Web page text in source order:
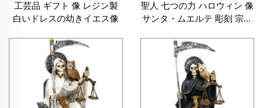
工芸品 ギフト 像 レジン製
白いドレスの幼きイエス像
聖人 七つの力 ハロウィン 像
サンタ・ムエルテ 彫刻 宗教
ー人形